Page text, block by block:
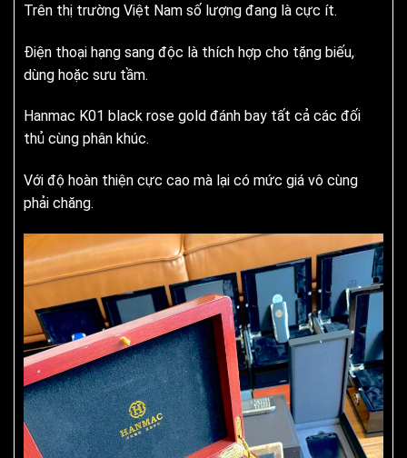
Trên thị trường Việt Nam số lượng đang là cực ít.
Điện thoại hạng sang độc là thích hợp cho tặng biếu,
dùng hoặc sưu tầm.
Hanmac K01 black rose gold đánh bay tất cả các đối
thủ cùng phân khúc.
Với độ hoàn thiện cực cao mà lại có mức giá vô cùng
phải chăng.